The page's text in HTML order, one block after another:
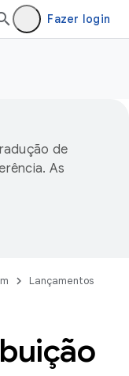
Fazer login
de
As
Lançamentos